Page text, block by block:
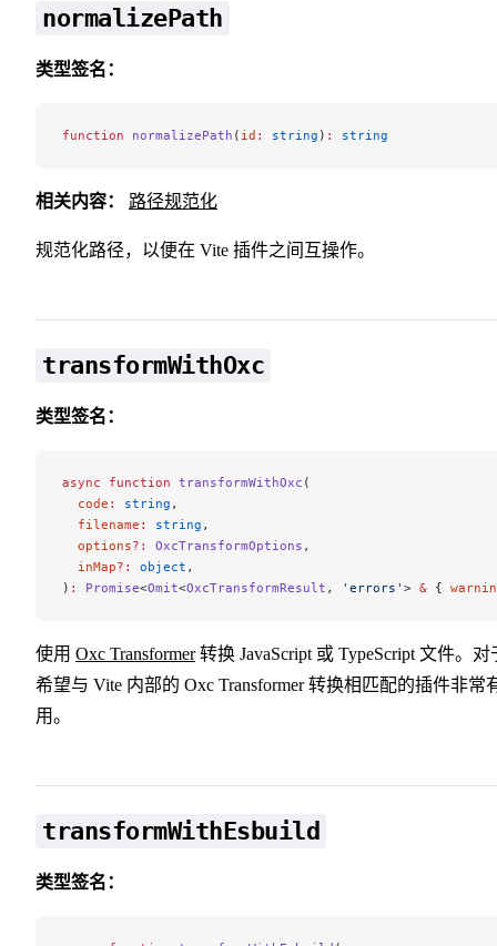
normalizePath
类型签名：
function normalizePath ( id : string ) : string
相关内容： 路径规范化
规范化路径，以便在 Vite 插件之间互操作。
transformWithOxc
类型签名：
async function transformWithOxc (
  code
: string ,
  filename
: string ,
  options
?: OxcTransformOptions ,
  inMap
?: object ,
) : Promise<Omit<OxcTransformResult , 'errors' > & {
使用 Oxc Transformer转换 JavaScript 或 TypeScript 文件。对
希望与 Vite 内部的 Oxc Transformer 转换相匹配的插件非常
用。
transformWithEsbuild
类型签名：